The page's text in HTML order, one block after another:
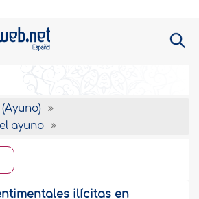
ayuno
ilícitas en